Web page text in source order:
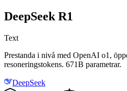
DeepSeek R1
Text
Prestanda i nivå med OpenAI o1,
resoneringstokens. 671B parametrar.
DeepSeek